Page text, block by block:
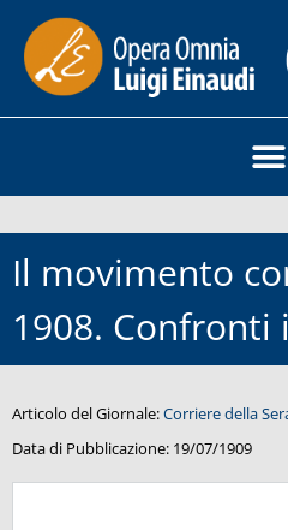
Il movimento
1908.
Articolo del Giornale:Corriere della
Data di Pubblicazione: 19/07/1909